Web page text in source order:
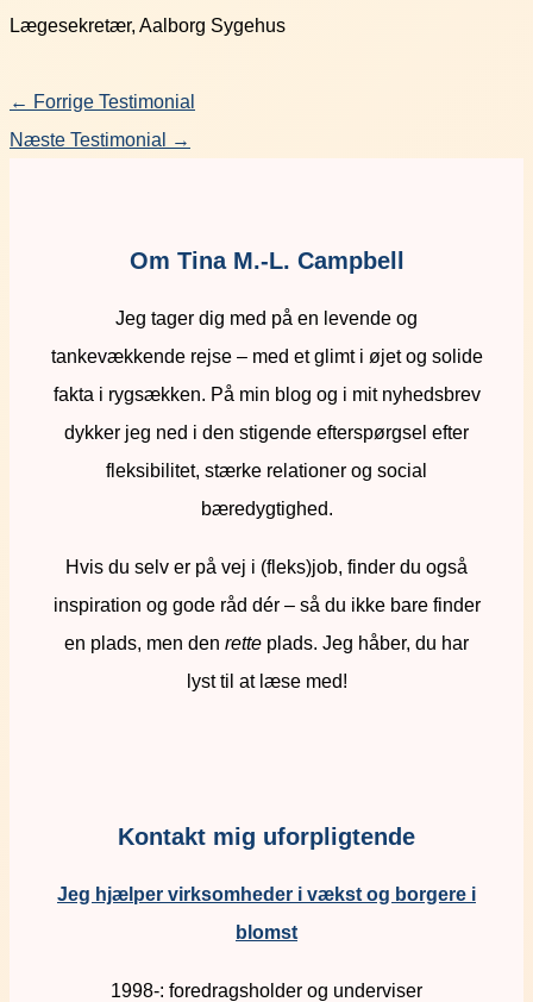
Lægesekretær, Aalborg Sygehus
← Forrige Testimonial
Næste Testimonial
→
Om Tina M.-L. Campbell
Jeg tager dig med på en levende og
tankevækkende rejse – med et glimt i øjet og solide
fakta i rygsækken. På min blog og i mit nyhedsbrev
dykker jeg ned i den stigende efterspørgsel efter
fleksibilitet, stærke relationer og social
bæredygtighed.
Hvis du selv er på vej i (fleks)job, finder du også
inspiration og gode råd dér – så du ikke bare finder
en plads, men den rette plads. Jeg håber, du har
lyst til at læse med!
Kontakt mig uforpligtende
Jeg hjælper virksomheder i vækst og borgere i
blomst
1998-: foredragsholder og underviser